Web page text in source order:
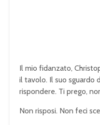
Il mio fidanzato,
il tavolo. Il suo sguardo
rispondere. Ti prego,
Non risposi. Non feci